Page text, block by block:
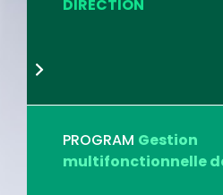
DIRECTION
PROGRAM Gestion
multifonctionnelle